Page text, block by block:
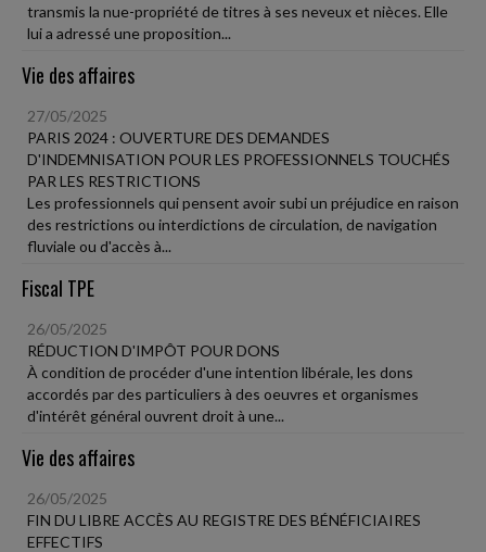
transmis la nue-propriété de titres à ses neveux et nièces. Elle
lui a adressé une proposition...
Vie des affaires
27/05/2025
PARIS 2024 : OUVERTURE DES DEMANDES
D'INDEMNISATION POUR LES PROFESSIONNELS TOUCHÉS
PAR LES RESTRICTIONS
Les professionnels qui pensent avoir subi un préjudice en raison
des restrictions ou interdictions de circulation, de navigation
fluviale ou d'accès à...
Fiscal TPE
26/05/2025
RÉDUCTION D'IMPÔT POUR DONS
À condition de procéder d'une intention libérale, les dons
accordés par des particuliers à des oeuvres et organismes
d'intérêt général ouvrent droit à une...
Vie des affaires
26/05/2025
FIN DU LIBRE ACCÈS AU REGISTRE DES BÉNÉFICIAIRES
EFFECTIFS